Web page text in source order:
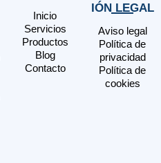
Inicio
Servicios
Productos
Blog
Contacto
IÓN LEGAL
Aviso legal
Política de
privacidad
Política de
cookies